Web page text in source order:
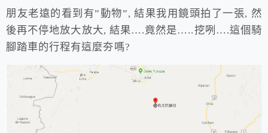
朋友老遠的看到有”動物”, 結果我用鏡頭拍了一張, 然
後再不停地放大放大, 結果….竟然是…..挖咧….這個騎
腳踏車的行程有這麼夯嗎?